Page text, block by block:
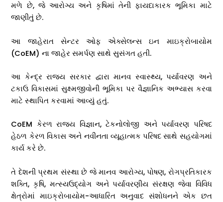
મળે છે, જે આરોગ્ય અને કૃષિમાં તેની ફાયદાકારક ભૂમિકા માટે
જાણીતું છે.
આ જાહેરાત સેન્ટર ઓફ એક્સેલન્સ ઇન માઇક્રોબાયોમ
(CoEM) ના જાહેર સમર્પણ સાથે સુસંગત હતી.
આ કેન્દ્ર રાજ્ય સરકાર દ્વારા માનવ સ્વાસ્થ્ય, પર્યાવરણ અને
ટકાઉ વિકાસમાં સુક્ષ્મજીવોની ભૂમિકા પર વૈજ્ઞાનિક અભ્યાસ કરવા
માટે સ્થાપિત કરવામાં આવ્યું હતું.
CoEM કેરળ રાજ્ય વિજ્ઞાન, ટેકનોલોજી અને પર્યાવરણ પરિષદ
હેઠળ કેરળ વિકાસ અને નવીનતા વ્યૂહાત્મક પરિષદ સાથે સહયોગમાં
કાર્ય કરે છે.
તે દેશની પ્રથમ સંસ્થા છે જે માનવ આરોગ્ય, પોષણ, રોગપ્રતિકારક
શક્તિ, કૃષિ, મત્સ્યઉદ્યોગ અને પર્યાવરણીય સંરક્ષણ જેવા વિવિધ
ક્ષેત્રોમાં માઇક્રોબાયોમ-આધારિત અનુવાદ સંશોધનને એક છત